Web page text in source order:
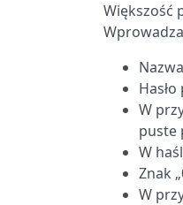
Większość
W
puste
W
Znak
W